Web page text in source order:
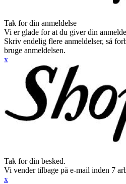
Tak for din anmeldelse
Vi er glade for at du giver din
Skriv endelig flere anmeldelser, så
bruge anmeldelsen.
x
Tak for din besked.
Vi vender tilbage på e-mail inden 7
x